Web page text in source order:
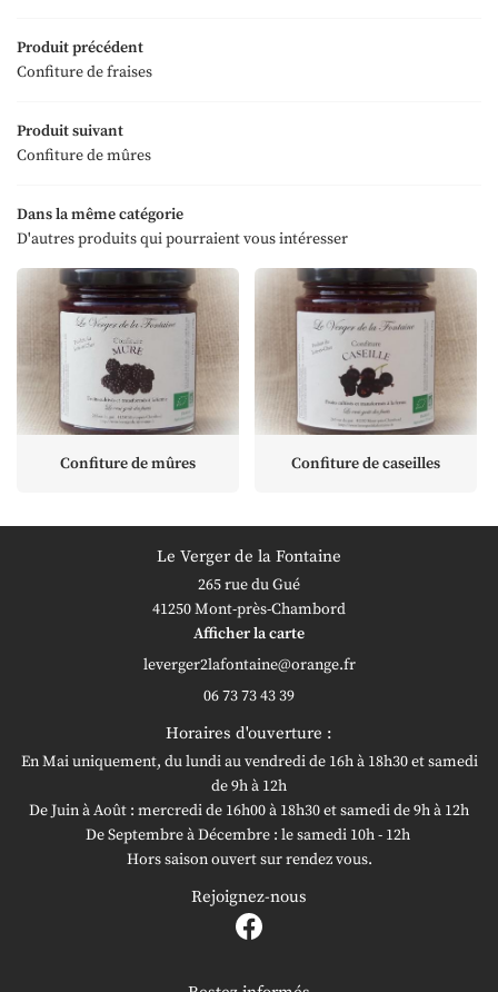
Accueil
produits
cultures
nous trouver
Actualités
Contact
Lettre
Rejoignez-
Produit précédent
Confiture de fraises
Produit suivant
Confiture de mûres
Dans la même catégorie
D'autres produits qui pourraient vous intéresser
Confiture de mûres Confiture de caseilles
Le Verger de la Fontaine
265 rue du Gué
41250 Mont-près-Chambord
Afficher la carte
06 73 73 43 39
Horaires d'ouverture :
En Mai uniquement, du lundi au vendredi de 16h à 18h30 et samedi
de 9h à 12h
De Juin à Août : mercredi de 16h00 à 18h30 et samedi de 9h à 12h
De Septembre à Décembre : le samedi 10h - 12h
Hors saison ouvert sur rendez vous.
Rejoignez-nous